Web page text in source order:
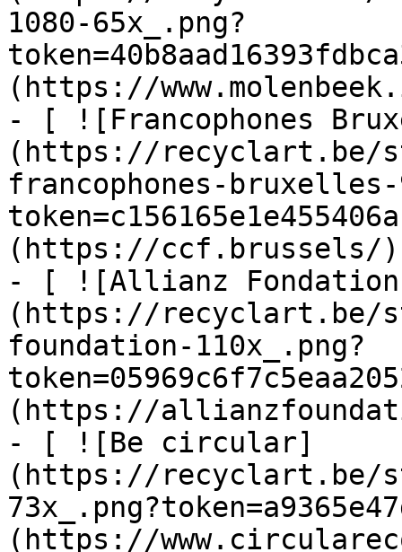
1080-65x_.png?
(https://
- [ ![Francophones
(https://recyclart.be/
francophones-bruxelles-
(https://ccf.brussels/)
- [ ![Allianz
(https://recyclart.be/
foundation-110x_.png?
(https://
- [ ![Be circular]
(https://recyclart.be/
(https://